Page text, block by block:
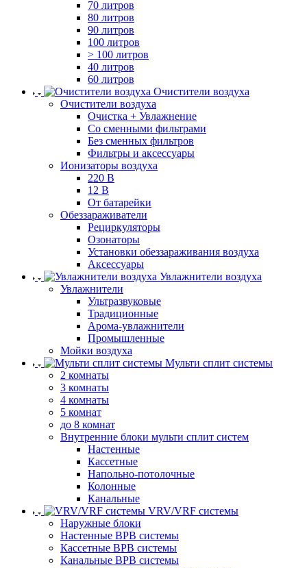
70 литров
80 литров
90 литров
100 литров
> 100 литров
40 литров
60 литров
Очистители воздуха
Очистители воздуха
Очистка + Увлажнение
Cо сменными фильтрами
Без сменных фильтров
Фильтры и аксессуары
Ионизаторы воздуха
220 В
12 В
От батарейки
Обеззараживатели
Рециркуляторы
Озонаторы
Установки обеззараживания воздуха
Аксессуары
Увлажнители воздуха
Увлажнители
Ультразвуковые
Традиционные
Арома-увлажнители
Промышленные
Мойки воздуха
Мульти сплит системы
2 комнаты
3 комнаты
4 комнаты
5 комнат
до 8 комнат
Внутренние блоки мульти сплит систем
Настенные
Кассетные
Напольно-потолочные
Колонные
Канальные
VRV/VRF системы
Наружные блоки
Настенные ВРВ системы
Кассетные ВРВ системы
Канальные ВРВ системы